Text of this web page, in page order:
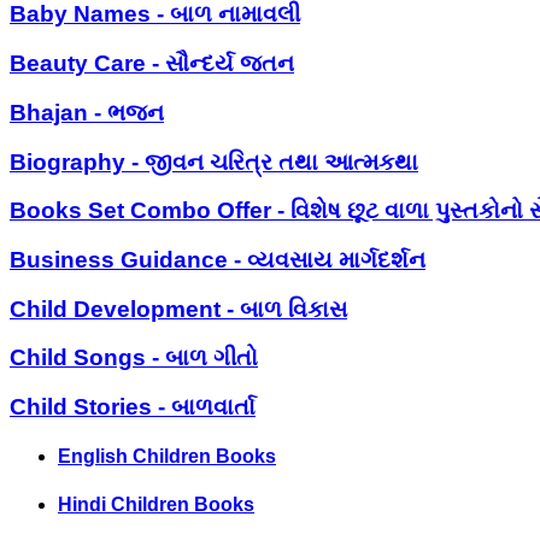
Baby Names - બાળ નામાવલી
Beauty Care - સૌન્દર્ય જતન
Bhajan - ભજન
Biography - જીવન ચરિત્ર તથા આત્મકથા
Books Set Combo Offer - વિશેષ છૂટ વાળા પુસ્તકોનો
Business Guidance - વ્યવસાય માર્ગદર્શન
Child Development - બાળ વિકાસ
Child Songs - બાળ ગીતો
Child Stories - બાળવાર્તા
English Children Books
Hindi Children Books